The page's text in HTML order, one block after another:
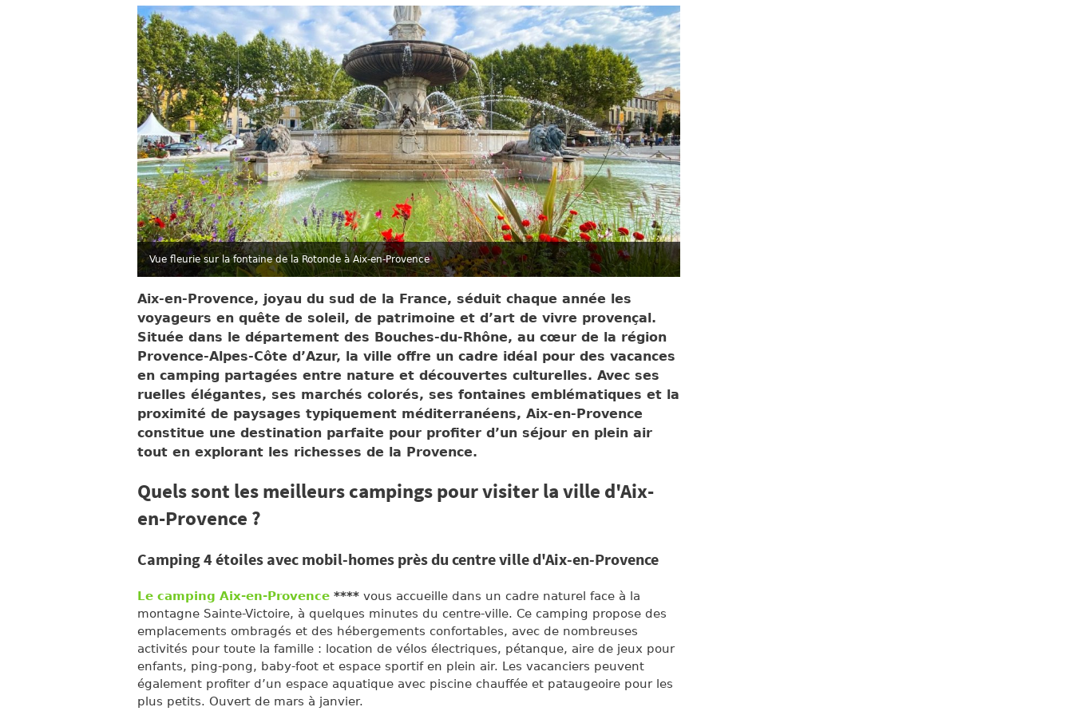
Vue fleurie sur la fontaine de la Rotonde à Aix-en-Provence
Aix-en-Provence, joyau du sud de la France, séduit chaque année les
voyageurs en quête de soleil, de patrimoine et d’art de vivre provençal.
Située dans le département des Bouches-du-Rhône, au cœur de la région
Provence-Alpes-Côte d’Azur, la ville offre un cadre idéal pour des vacances
en camping partagées entre nature et découvertes culturelles. Avec ses
ruelles élégantes, ses marchés colorés, ses fontaines emblématiques et la
proximité de paysages typiquement méditerranéens, Aix-en-Provence
constitue une destination parfaite pour profiter d’un séjour en plein air
tout en explorant les richesses de la Provence.
Quels sont les meilleurs campings pour visiter la ville d'Aix-
en-Provence ?
Camping 4 étoiles avec mobil-homes près du centre ville d'Aix-en-Provence
Le camping Aix-en-Provence **** vous accueille dans un cadre naturel face à la
montagne Sainte-Victoire, à quelques minutes du centre-ville. Ce camping propose des
emplacements ombragés et des hébergements confortables, avec de nombreuses
activités pour toute la famille : location de vélos électriques, pétanque, aire de jeux pour
enfants, ping-pong, baby-foot et espace sportif en plein air. Les vacanciers peuvent
également profiter d’un espace aquatique avec piscine chauffée et pataugeoire pour les
plus petits. Ouvert de mars à janvier.